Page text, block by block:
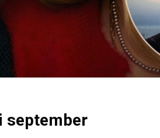
september